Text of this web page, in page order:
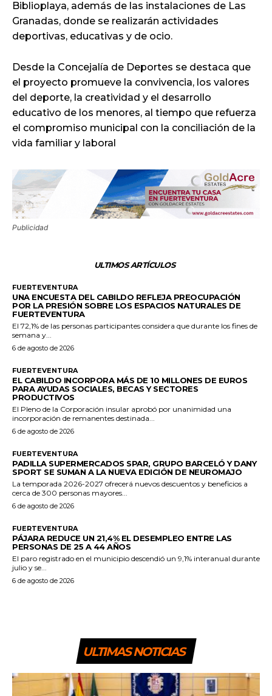
Biblioplaya, además de las instalaciones de Las
Granadas, donde se realizarán actividades
deportivas, educativas y de ocio.
Desde la Concejalía de Deportes se destaca que
el proyecto promueve la convivencia, los valores
del deporte, la creatividad y el desarrollo
educativo de los menores, al tiempo que refuerza
el compromiso municipal con la conciliación de la
vida familiar y laboral
Publicidad
ULTIMOS ARTÍCULOS
FUERTEVENTURA
UNA ENCUESTA DEL CABILDO REFLEJA PREOCUPACIÓN
POR LA PRESIÓN SOBRE LOS ESPACIOS NATURALES DE
FUERTEVENTURA
El 72,1% de las personas participantes considera que durante los fines de
semana y...
6 de agosto de 2026
FUERTEVENTURA
EL CABILDO INCORPORA MÁS DE 10 MILLONES DE EUROS
PARA AYUDAS SOCIALES, BECAS Y SECTORES
PRODUCTIVOS
El Pleno de la Corporación insular aprobó por unanimidad una
incorporación de remanentes destinada...
6 de agosto de 2026
FUERTEVENTURA
PADILLA SUPERMERCADOS SPAR, GRUPO BARCELÓ Y DANY
SPORT SE SUMAN A LA NUEVA EDICIÓN DE NEUROMAJO
La temporada 2026-2027 ofrecerá nuevos descuentos y beneficios a
cerca de 300 personas mayores...
6 de agosto de 2026
FUERTEVENTURA
PÁJARA REDUCE UN 21,4% EL DESEMPLEO ENTRE LAS
PERSONAS DE 25 A 44 AÑOS
El paro registrado en el municipio descendió un 9,1% interanual durante
julio y se...
6 de agosto de 2026
ULTIMAS NOTICIAS